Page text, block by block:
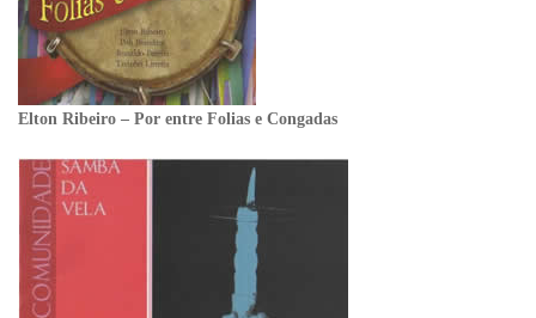
Elton Ribeiro – Por entre Folias e Congadas